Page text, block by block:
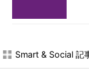
Smart & Social 記